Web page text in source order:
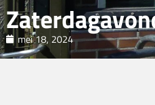
mei 18, 2024